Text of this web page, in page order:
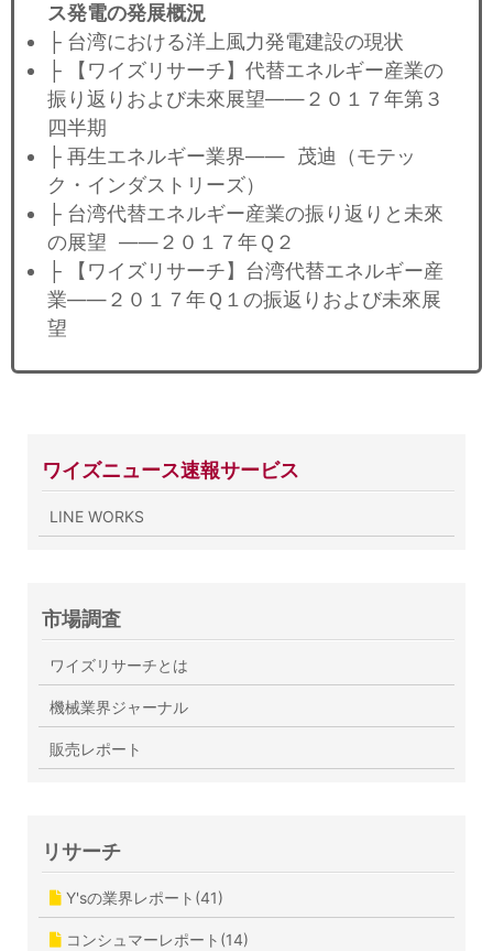
ス発電の発展概況
├ 台湾における洋上風力発電建設の現状
├ 【ワイズリサーチ】代替エネルギー産業の
振り返りおよび未來展望——２０１７年第３
四半期
├ 再生エネルギー業界—— 茂迪（モテッ
ク・インダストリーズ）
├ 台湾代替エネルギー産業の振り返りと未來
の展望 ——２０１７年Ｑ２
├ 【ワイズリサーチ】台湾代替エネルギー産
業——２０１７年Ｑ１の振返りおよび未來展
望
ワイズニュース速報サービス
LINE WORKS
市場調査
ワイズリサーチとは
機械業界ジャーナル
販売レポート
リサーチ
Y'sの業界レポート(41)
コンシュマーレポート(14)